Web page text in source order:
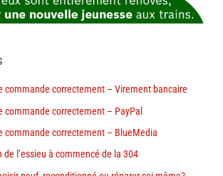
commande correctement – Virement bancaire
commande correctement – PayPal
commande correctement – BlueMedia
de l’essieu à commencé de la 304